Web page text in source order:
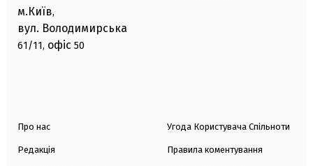
м.Київ,
вул. Володимирська
61/11, офіс 50
Про нас
Редакція
Угода Користувача Спільноти
Правила коментування